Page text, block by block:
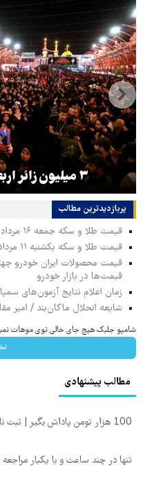
۳ میلیون زائر اربعین به کشور بازگشتند
پربازدیدترین‌ مطالب
قیمت طلا و سکه جمعه ۱۶ مرداد ۱۴۰۵/ طلای ۱۸ عیار امروز چند؟
قیمت طلا و سکه یکشنبه ۱۱ مرداد ۱۴۰۵/ ریزش سنگین سکه امامی
قیمت‌ها در بازار خودرو
زمان اعلام نتایج آزمون‌های
شایعه انحلال ماکان‌بند / امیر
شامپو جلبک هیچ جای خالی توی موهات نمیذاره
مطالب پیشنهادی
100 هزار تومن پاداش بگیر | ثبت نام کن
تنها در چند ساعت و با یکبار مراجعه